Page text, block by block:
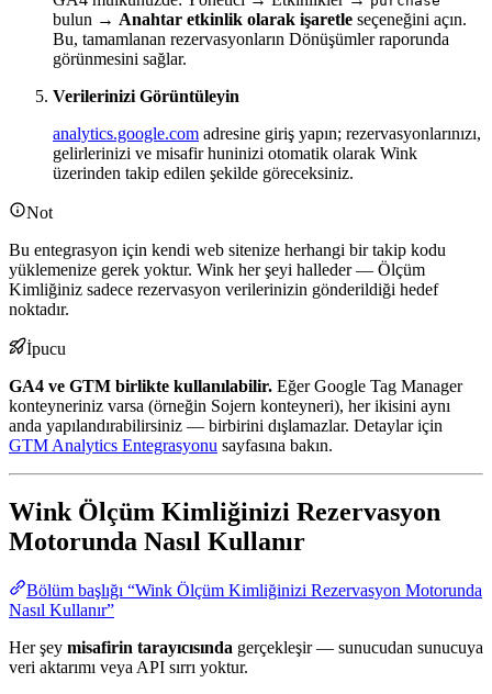
bulun → Anahtar etkinlik olarak işaretle seçeneğini açın.
Bu, tamamlanan rezervasyonların Dönüşümler raporunda
görünmesini sağlar.
Verilerinizi Görüntüleyin
analytics.google.com adresine giriş yapın; rezervasyonlarınızı,
gelirlerinizi ve misafir huninizi otomatik olarak Wink
üzerinden takip edilen şekilde göreceksiniz.
Not
Bu entegrasyon için kendi web sitenize herhangi bir takip kodu
yüklemenize gerek yoktur. Wink her şeyi halleder — Ölçüm
Kimliğiniz sadece rezervasyon verilerinizin gönderildiği hedef
noktadır.
İpucu
GA4 ve GTM birlikte kullanılabilir. Eğer Google Tag Manager
konteyneriniz varsa (örneğin Sojern konteyneri), her ikisini aynı
anda yapılandırabilirsiniz — birbirini dışlamazlar. Detaylar için
GTM Analytics Entegrasyonu sayfasına bakın.
Wink Ölçüm Kimliğinizi Rezervasyon
Motorunda Nasıl Kullanır
Bölüm başlığı “Wink Ölçüm Kimliğinizi Rezervasyon Motorunda
Nasıl Kullanır”
Her şey misafirin tarayıcısında gerçekleşir — sunucudan sunucuya
veri aktarımı veya API sırrı yoktur.